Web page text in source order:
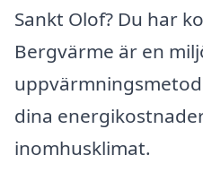
Sankt Olof? Du har
Bergvärme är en
dina
inomhusklimat.